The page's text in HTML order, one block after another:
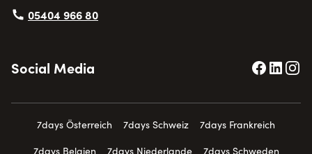
05404 966 80
Social Media
7days Österreich 7days Schweiz
7days Frankreich
7days Belgien
7days Niederlande
7days Schweden